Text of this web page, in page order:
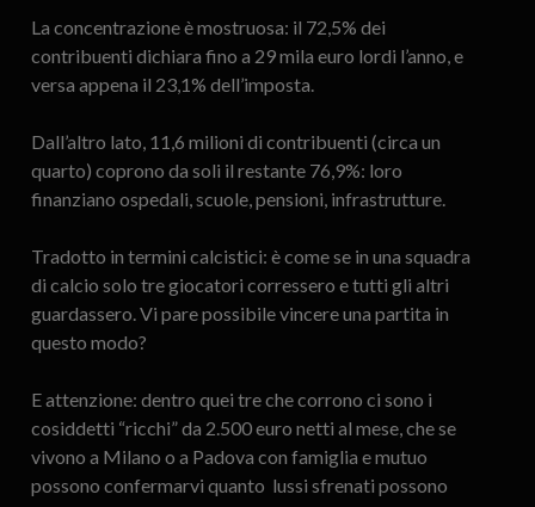
La concentrazione è mostruosa: il 72,5% dei
contribuenti dichiara fino a 29 mila euro lordi l’anno, e
versa appena il 23,1% dell’imposta.
Dall’altro lato, 11,6 milioni di contribuenti (circa un
quarto) coprono da soli il restante 76,9%: loro
finanziano ospedali, scuole, pensioni, infrastrutture.
Tradotto in termini calcistici: è come se in una squadra
di calcio solo tre giocatori corressero e tutti gli altri
guardassero. Vi pare possibile vincere una partita in
questo modo?
E attenzione: dentro quei tre che corrono ci sono i
cosiddetti “ricchi” da 2.500 euro netti al mese, che se
vivono a Milano o a Padova con famiglia e mutuo
possono confermarvi quanto lussi sfrenati possono